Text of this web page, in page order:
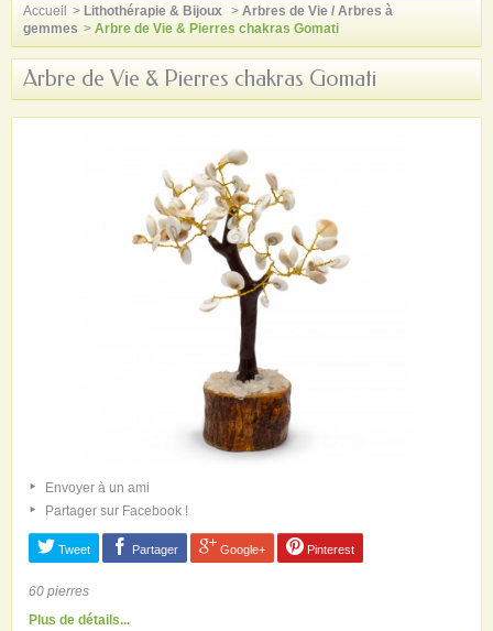
Accueil > Lithothérapie & Bijoux > Arbres de Vie / Arbres à
gemmes > Arbre de Vie & Pierres chakras Gomati
Arbre de Vie & Pierres chakras Gomati
Envoyer à un ami
Partager sur Facebook !
Tweet Partager Google+ Pinterest
60 pierres
Plus de détails...